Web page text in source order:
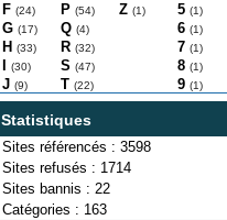
F (24)
G (17)
H (33)
(30)
J (9)
P (54)
Q (4)
R (32)
S (47)
T (22)
Z (1) 5 (1)
6 (1)
7 (1)
8 (1)
9 (1)
Statistiques
Sites référencés : 3598
Sites refusés : 1714
Sites bannis : 22
Catégories : 163